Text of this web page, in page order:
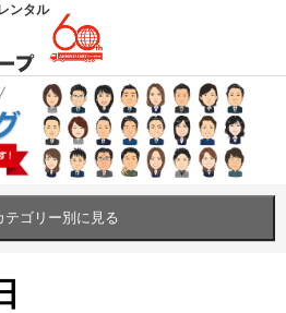
ンタル
テゴリー別に見る